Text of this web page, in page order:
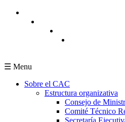
Pasar al contenido principal
☰ Menu
Sobre el CAC
Estructura organizativa
Consejo de
Comité Técnico
Secretaría